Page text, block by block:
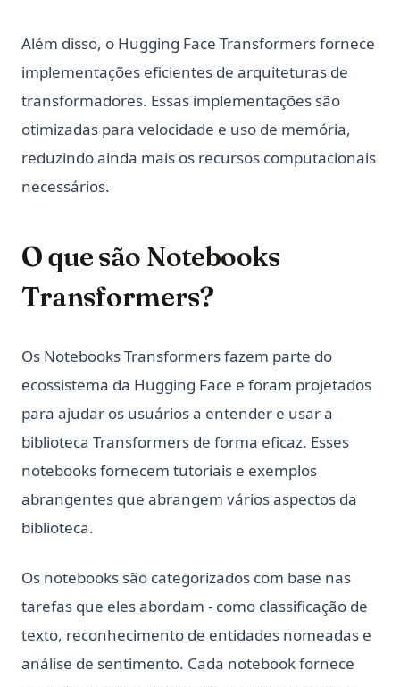
Além disso, o Hugging Face Transformers fornece
implementações eficientes de arquiteturas de
transformadores. Essas implementações são
otimizadas para velocidade e uso de memória,
reduzindo ainda mais os recursos computacionais
necessários.
O que são Notebooks
Transformers?
Os Notebooks Transformers fazem parte do
ecossistema da Hugging Face e foram projetados
para ajudar os usuários a entender e usar a
biblioteca Transformers de forma eficaz. Esses
notebooks fornecem tutoriais e exemplos
abrangentes que abrangem vários aspectos da
biblioteca.
Os notebooks são categorizados com base nas
tarefas que eles abordam - como classificação de
texto, reconhecimento de entidades nomeadas e
análise de sentimento. Cada notebook fornece